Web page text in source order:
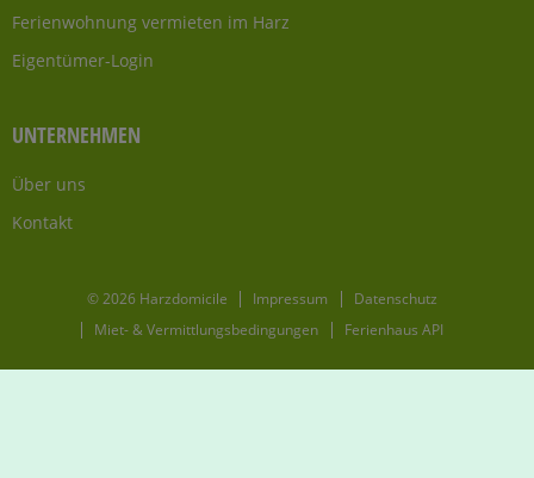
Ferienwohnung vermieten im Harz
Eigentümer-Login
UNTERNEHMEN
Über uns
Kontakt
© 2026 Harzdomicile Impressum
Datenschutz
Miet- & Vermittlungsbedingungen
Ferienhaus API